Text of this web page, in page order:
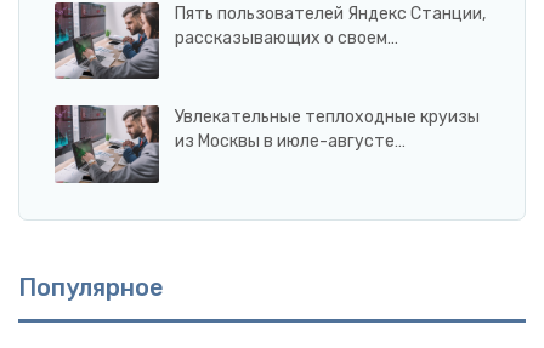
Пять пользователей Яндекс Станции,
рассказывающих о своем…
Увлекательные теплоходные круизы
из Москвы в июле-августе…
Популярное